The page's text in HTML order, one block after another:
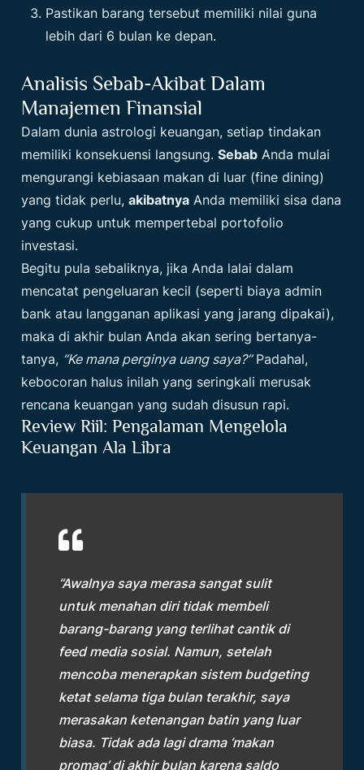
Pastikan barang tersebut memiliki nilai guna
lebih dari 6 bulan ke depan.
Analisis Sebab-Akibat Dalam
Manajemen Finansial
Dalam dunia astrologi keuangan, setiap tindakan
memiliki konsekuensi langsung.Sebab Anda mulai
mengurangi kebiasaan makan di luar (fine dining)
yang tidak perlu,akibatnya Anda memiliki sisa dana
yang cukup untuk mempertebal portofolio
investasi.
Begitu pula sebaliknya, jika Anda lalai dalam
mencatat pengeluaran kecil (seperti biaya admin
bank atau langganan aplikasi yang jarang dipakai),
maka di akhir bulan Anda akan sering bertanya-
tanya, “Ke mana perginya uang saya?”Padahal,
kebocoran halus inilah yang seringkali merusak
rencana keuangan yang sudah disusun rapi.
Review Riil: Pengalaman Mengelola
Keuangan Ala Libra
“Awalnya saya merasa sangat sulit
untuk menahan diri tidak membeli
barang-barang yang terlihat cantik di
feed media sosial. Namun, setelah
mencoba menerapkan sistem budgeting
ketat selama tiga bulan terakhir, saya
merasakan ketenangan batin yang luar
biasa. Tidak ada lagi drama ‘makan
promag’ di akhir bulan karena saldo